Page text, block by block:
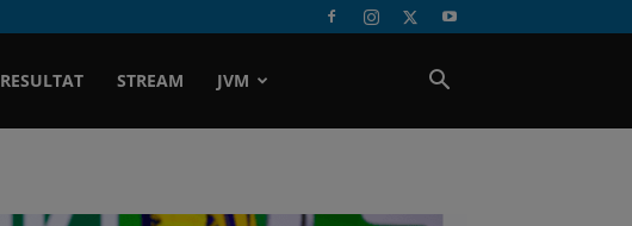
RESULTAT STREAM JVM